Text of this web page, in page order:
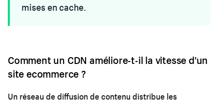
mises en cache.
Comment un CDN améliore-t-il la vitesse d'un
site ecommerce ?
Un réseau de diffusion de contenu distribue les